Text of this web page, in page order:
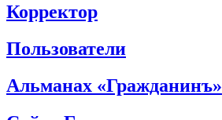
Корректор
Пользователи
Альманах «Гражданинъ»